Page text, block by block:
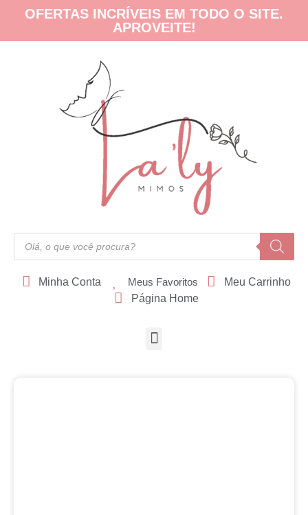
OFERTAS INCRÍVEIS EM TODO O SITE.
APROVEITE!
Minha Conta Meus Favoritos
Meu Carrinho
Página Home